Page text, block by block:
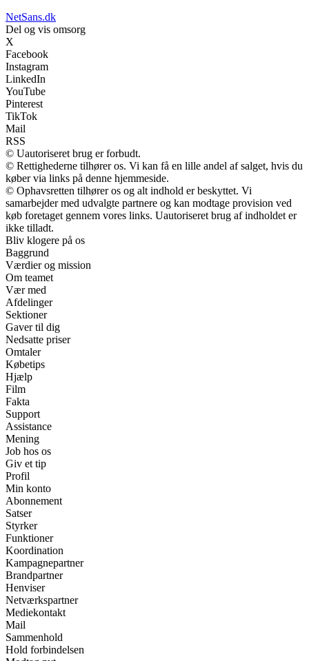
NetSans.dk
Del og vis omsorg
X
Facebook
Instagram
LinkedIn
YouTube
Pinterest
TikTok
Mail
RSS
© Uautoriseret brug er forbudt.
© Rettighederne tilhører os. Vi kan få en lille andel af salget, hvis du
køber via links på denne hjemmeside.
© Ophavsretten tilhører os og alt indhold er beskyttet. Vi
samarbejder med udvalgte partnere og kan modtage provision ved
køb foretaget gennem vores links. Uautoriseret brug af indholdet er
ikke tilladt.
Bliv klogere på os
Baggrund
Værdier og mission
Om teamet
Vær med
Afdelinger
Sektioner
Gaver til dig
Nedsatte priser
Omtaler
Købetips
Hjælp
Film
Fakta
Support
Assistance
Mening
Job hos os
Giv et tip
Profil
Min konto
Abonnement
Satser
Styrker
Funktioner
Koordination
Kampagnepartner
Brandpartner
Henviser
Netværkspartner
Mediekontakt
Mail
Sammenhold
Hold forbindelsen